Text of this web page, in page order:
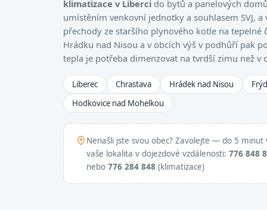
klimatizace v Liberci do bytů a panelových
umístěním venkovní jednotky a souhlasem SVJ,
přechody ze staršího plynového kotle na tepelné
Hrádku nad Nisou a v obcích výš v podhůří pak
tepla je potřeba dimenzovat na tvrdší zimu než v
Liberec Chrastava Hrádek nad Nisou
Hodkovice nad Mohelkou
Nenašli jste svou obec? Zavolejte — do 5
vaše lokalita v dojezdové vzdálenosti: 776 848
nebo 776 284 848 (klimatizace)